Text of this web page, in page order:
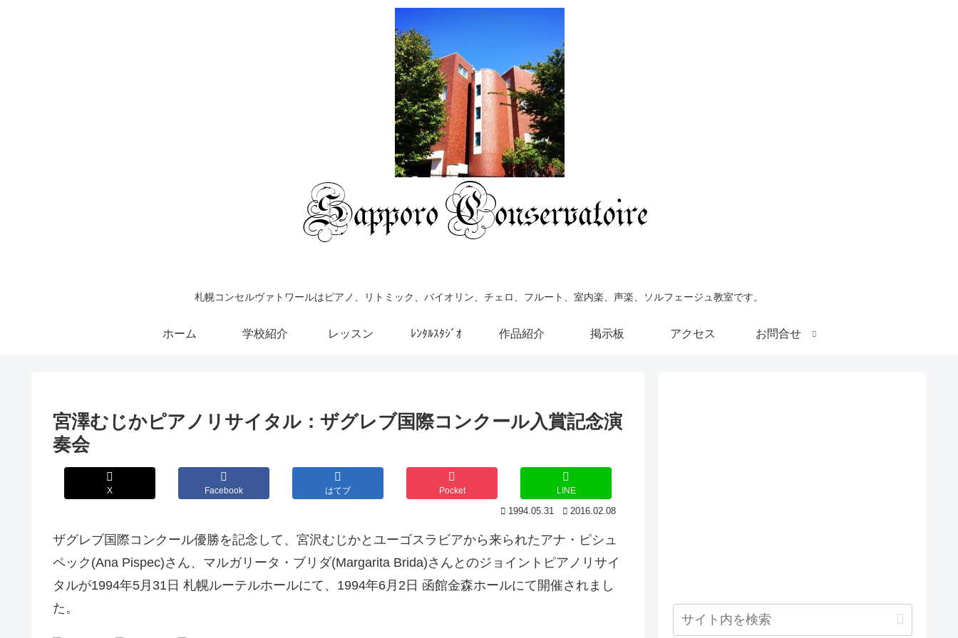
札幌コンセルヴァトワールはピアノ、リトミック、バイオリン、チェロ、フルート、室内楽、声楽、ソルフェージュ教室です。
ホーム 学校紹介 レッスン ﾚﾝﾀﾙｽﾀｼﾞｵ 作品紹介 掲示板 アクセス お問合せ
宮澤むじかピアノリサイタル：ザグレブ国際コンクール入賞記念演
奏会
X Facebook はてブ Pocket LINE
1994.05.31 2016.02.08
ザグレブ国際コンクール優勝を記念して、宮沢むじかとユーゴスラビアから来られたアナ・ピシュ
ペック(Ana Pispec)さん、マルガリータ・ブリダ(Margarita Brida)さんとのジョイントピアノリサイ
タルが1994年5月31日 札幌ルーテルホールにて、1994年6月2日 函館金森ホールにて開催されまし
た。